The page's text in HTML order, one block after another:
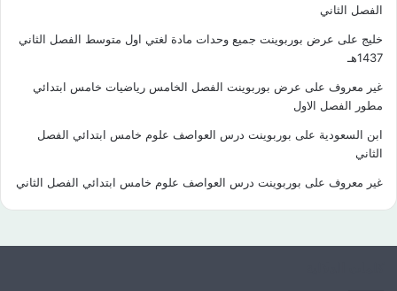
الفصل الثاني
خليج على عرض بوربوينت جميع وحدات مادة لغتي اول متوسط الفصل الثاني
1437هـ
غير معروف على عرض بوربوينت الفصل الخامس رياضيات خامس ابتدائي
مطور الفصل الاول
ابن السعودية على بوربوينت درس العواصف علوم خامس ابتدائي الفصل
الثاني
غير معروف على بوربوينت درس العواصف علوم خامس ابتدائي الفصل الثاني